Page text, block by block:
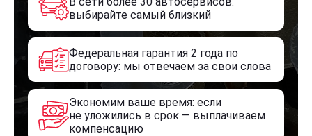
выбирайте самый близкий
Федеральная гарантия 2 года по
договору: мы отвечаем за свои слова
Экономим ваше время: если
не уложились в срок — выплачиваем
компенсацию